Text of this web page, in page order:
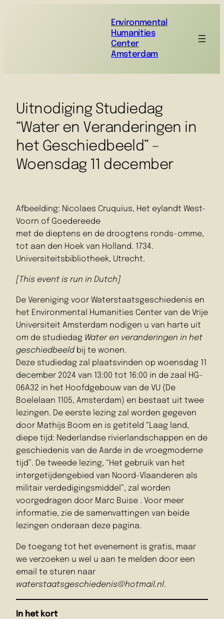
Environmental
Humanities
Center
Amsterdam
Uitnodiging Studiedag
“Water en Veranderingen in
het Geschiedbeeld” –
Woensdag 11 december
Afbeelding: Nicolaes Cruquius, Het eylandt West-
Voorn of Goedereede
met de dieptens en de droogtens ronds-omme,
tot aan den Hoek van Holland. 1734.
Universiteitsbibliotheek, Utrecht.
[This event is run in Dutch]
De Vereniging voor Waterstaatsgeschiedenis en
het Environmental Humanities Center van de Vrije
Universiteit Amsterdam nodigen u van harte uit
om de studiedag Water en veranderingen in het
geschiedbeeld bij te wonen.
Deze studiedag zal plaatsvinden op woensdag 11
december 2024 van 13:00 tot 16:00 in de zaal HG-
06A32 in het Hoofdgebouw van de VU (De
Boelelaan 1105, Amsterdam) en bestaat uit twee
lezingen. De eerste lezing zal worden gegeven
door Mathijs Boom en is getiteld “Laag land,
diepe tijd: Nederlandse rivierlandschappen en de
geschiedenis van de Aarde in de vroegmoderne
tijd”. De tweede lezing, “Het gebruik van het
intergetijdengebied van Noord-Vlaanderen als
militair verdedigingsmiddel”, zal worden
voorgedragen door Marc Buise . Voor meer
informatie, zie de samenvattingen van beide
lezingen onderaan deze pagina.
De toegang tot het evenement is gratis, maar
we verzoeken u wel u aan te melden door een
email te sturen naar
waterstaatsgeschiedenis@hotmail.nl.
In het kort